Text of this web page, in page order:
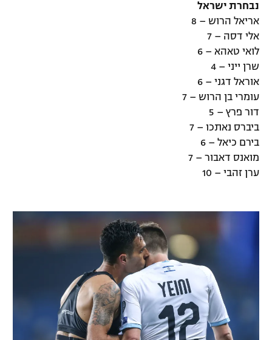
מדיניות פרטיות
תקנון פעילות ספורט 1
רשיון להקרנה פומבית לבית עסק
הצטרפות לחבילת הערוצים
לוח דרושים – ג'ובנט
תגיות
גיימינג E-Sports
נבחרת ישראל
אריאל הרוש – 8
אלי דסה – 7
לואי טאהא – 6
שרן ייני – 4
אוראל דגני – 6
עומרי בן הרוש – 7
דור פרץ – 5
ביברס נאתכו – 7
בירם כיאל – 6
מואנס דאבור – 7
ערן זהבי – 10